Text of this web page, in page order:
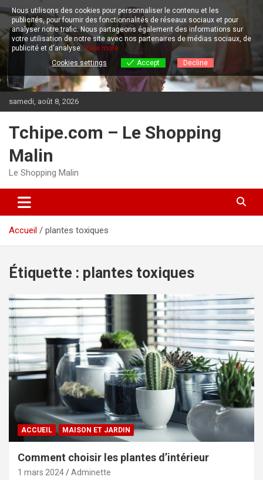
Aller
au
contenu
samedi, août 8, 2026
Tchipe.com – Le Shopping
Malin
Le Shopping Malin
Accueil plantes toxiques
Étiquette : plantes toxiques
ACCUEIL MAISON ET JARDIN
Comment choisir les plantes d’intérieur
1 mars 2024 Adminette
Nous utilisons des cookies pour personnaliser le contenu et les
publicités, pour fournir des fonctionnalités de réseaux sociaux et pour
analyser notre trafic.Nous partageons également des informations sur
votre utilisation de notre site avec nos partenaires de médias sociaux, de
publicité et d'analyse. View more
Cookies settings
Accept Decline